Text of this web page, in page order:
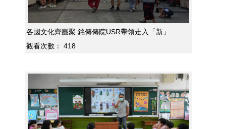
各國文化齊團聚 銘傳傳院USR帶領走入「新」...
觀看次數：
418